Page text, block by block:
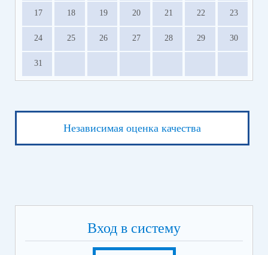
17 18 19 20 21 22 23
24 25 26 27 28 29 30
31
Независимая оценка качества
Вход в систему